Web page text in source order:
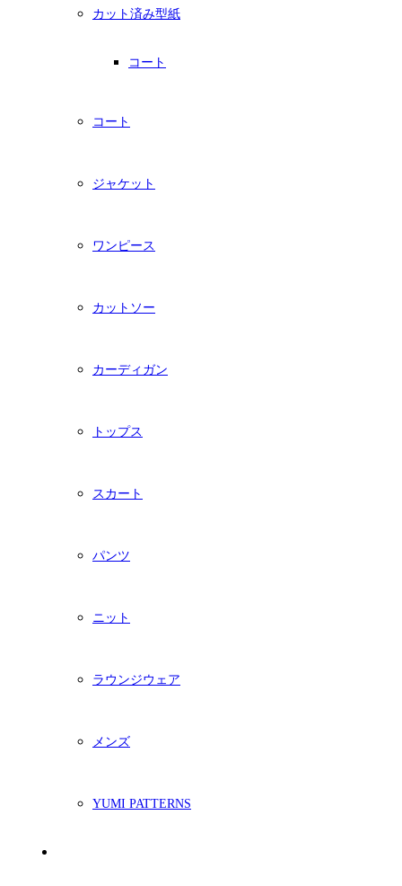
カット済み型紙
コート
コート
ジャケット
ワンピース
カットソー
カーディガン
トップス
スカート
パンツ
ニット
ラウンジウェア
メンズ
YUMI PATTERNS